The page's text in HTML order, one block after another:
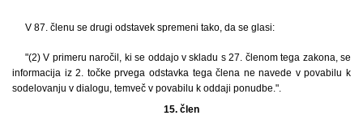
V 87. členu se drugi odstavek spremeni tako, da se glasi:
"(2) V primeru naročil, ki se oddajo v skladu s 27. členom tega zakona, se
informacija iz 2. točke prvega odstavka tega člena ne navede v povabilu k
sodelovanju v dialogu, temveč v povabilu k oddaji ponudbe.".
15. člen